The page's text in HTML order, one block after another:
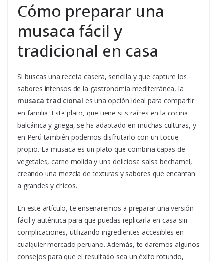
Cómo preparar una
musaca fácil y
tradicional en casa
Si buscas una receta casera, sencilla y que capture los
sabores intensos de la gastronomía mediterránea, la
musaca tradicional es una opción ideal para compartir
en familia. Este plato, que tiene sus raíces en la cocina
balcánica y griega, se ha adaptado en muchas culturas, y
en Perú también podemos disfrutarlo con un toque
propio. La musaca es un plato que combina capas de
vegetales, carne molida y una deliciosa salsa bechamel,
creando una mezcla de texturas y sabores que encantan
a grandes y chicos.
En este artículo, te enseñaremos a preparar una versión
fácil y auténtica para que puedas replicarla en casa sin
complicaciones, utilizando ingredientes accesibles en
cualquier mercado peruano. Además, te daremos algunos
consejos para que el resultado sea un éxito rotundo,